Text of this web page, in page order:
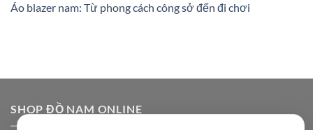
Áo blazer nam: Từ phong cách công sở đến đi chơi
SHOP ĐỒ NAM ONLINE